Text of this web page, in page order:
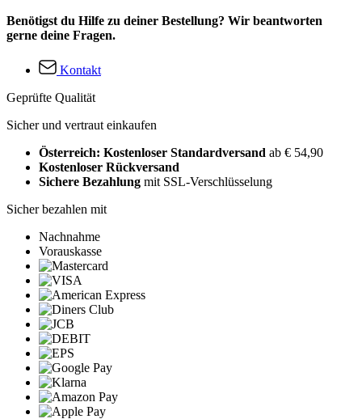
Benötigst du Hilfe zu deiner Bestellung? Wir beantworten
gerne deine Fragen.
Kontakt
Geprüfte Qualität
Sicher und vertraut einkaufen
Österreich: Kostenloser Standardversand ab € 54,90
Kostenloser Rückversand
Sichere Bezahlung mit SSL-Verschlüsselung
Sicher bezahlen mit
Nachnahme
Vorauskasse